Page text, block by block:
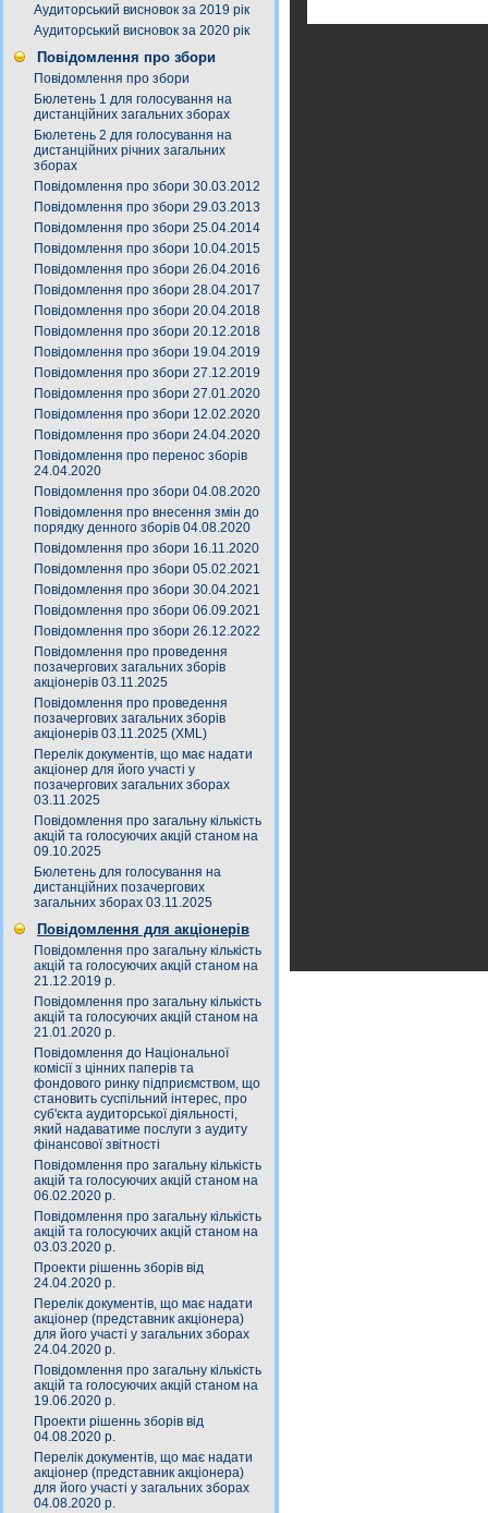
Аудиторський висновок за 2019 рік
Аудиторський висновок за 2020 рік
Повідомлення про збори
Повідомлення про збори
Бюлетень 1 для голосування на
дистанційних загальних зборах
Бюлетень 2 для голосування на
дистанційних річних загальних
зборах
Повідомлення про збори 30.03.2012
Повідомлення про збори 29.03.2013
Повідомлення про збори 25.04.2014
Повідомлення про збори 10.04.2015
Повідомлення про збори 26.04.2016
Повідомлення про збори 28.04.2017
Повідомлення про збори 20.04.2018
Повідомлення про збори 20.12.2018
Повідомлення про збори 19.04.2019
Повідомлення про збори 27.12.2019
Повідомлення про збори 27.01.2020
Повідомлення про збори 12.02.2020
Повідомлення про збори 24.04.2020
Повідомлення про перенос зборів
24.04.2020
Повідомлення про збори 04.08.2020
Повідомлення про внесення змін до
порядку денного зборів 04.08.2020
Повідомлення про збори 16.11.2020
Повідомлення про збори 05.02.2021
Повідомлення про збори 30.04.2021
Повідомлення про збори 06.09.2021
Повідомлення про збори 26.12.2022
Повідомлення про проведення
позачергових загальних зборів
акціонерів 03.11.2025
Повідомлення про проведення
позачергових загальних зборів
акціонерів 03.11.2025 (XML)
Перелік документів, що має надати
акціонер для його участі у
позачергових загальних зборах
03.11.2025
Повідомлення про загальну кількість
акцій та голосуючих акцій станом на
09.10.2025
Бюлетень для голосування на
дистанційних позачергових
загальних зборах 03.11.2025
Повідомлення для акціонерів
Повідомлення про загальну кількість
акцій та голосуючих акцій станом на
21.12.2019 р.
Повідомлення про загальну кількість
акцій та голосуючих акцій станом на
21.01.2020 р.
Повідомлення до Національної
комісії з цінних паперів та
фондового ринку підприємством, що
становить суспільний інтерес, про
суб'єкта аудиторської діяльності,
який надаватиме послуги з аудиту
фінансової звітності
Повідомлення про загальну кількість
акцій та голосуючих акцій станом на
06.02.2020 р.
Повідомлення про загальну кількість
акцій та голосуючих акцій станом на
03.03.2020 р.
Проекти рішеннь зборів від
24.04.2020 р.
Перелік документів, що має надати
акціонер (представник акціонера)
для його участі у загальних зборах
24.04.2020 р.
Повідомлення про загальну кількість
акцій та голосуючих акцій станом на
19.06.2020 р.
Проекти рішеннь зборів від
04.08.2020 р.
Перелік документів, що має надати
акціонер (представник акціонера)
для його участі у загальних зборах
04.08.2020 р.